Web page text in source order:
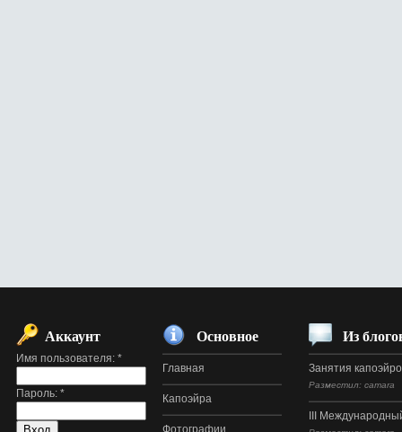
Аккаунт
Имя пользователя: *
Пароль: *
Основное
Главная
Капоэйра
Фотографии
Из
Занятия
Разместил: camara
III